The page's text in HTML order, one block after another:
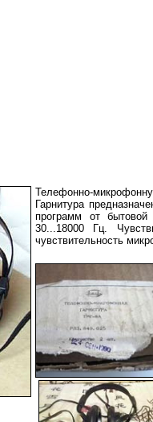
Телефонно-
Гарнитура
программ от бытовой
30...18000 Гц.
чувствительность